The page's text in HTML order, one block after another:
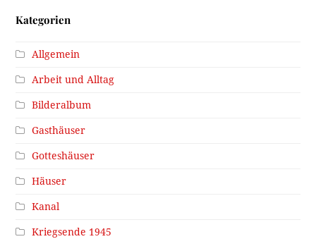
Kategorien
Allgemein
Arbeit und Alltag
Bilderalbum
Gasthäuser
Gotteshäuser
Häuser
Kanal
Kriegsende 1945